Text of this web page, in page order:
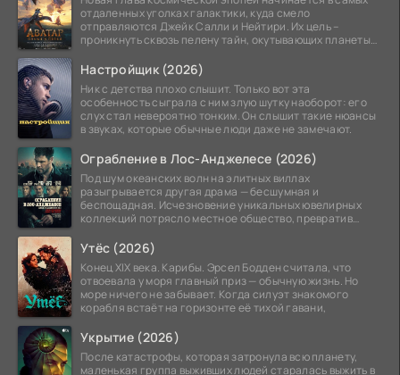
отдаленных уголках галактики, куда смело
отправляются Джейк Салли и Нейтири. Их цель –
проникнуть сквозь пелену тайн, окутывающих планеты
Настройщик (2026)
Ник с детства плохо слышит. Только вот эта
особенность сыграла с ним злую шутку наоборот: его
слух стал невероятно тонким. Он слышит такие нюансы
в звуках, которые обычные люди даже не замечают.
Ограбление в Лос-Анджелесе (2026)
Под шум океанских волн на элитных виллах
разыгрывается другая драма — бесшумная и
беспощадная. Исчезновение уникальных ювелирных
коллекций потрясло местное общество, превратив
Утёс (2026)
Конец XIX века. Карибы. Эрсел Бодден считала, что
отвоевала у моря главный приз — обычную жизнь. Но
море ничего не забывает. Когда силуэт знакомого
корабля встаёт на горизонте её тихой гавани,
Укрытие (2026)
После катастрофы, которая затронула всю планету,
маленькая группа выживших людей старалась выжить в